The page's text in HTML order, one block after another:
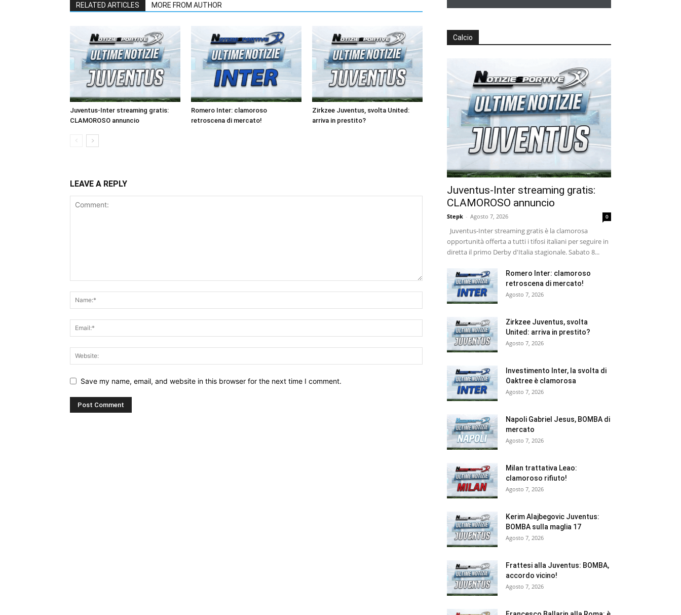
RELATED ARTICLES MORE FROM AUTHOR
Juventus-Inter streaming gratis:
CLAMOROSO annuncio
Romero Inter: clamoroso
retroscena di mercato!
Zirkzee Juventus, svolta United:
arriva in prestito?
LEAVE A REPLY
Save my name, email, and website in this browser for the next time I comment.
Calcio
Juventus-Inter streaming gratis:
CLAMOROSO annuncio
Stepk - Agosto 7, 2026 0
Juventus-Inter streaming gratis è la clamorosa
opportunità offerta a tutti i tifosi italiani per seguire in
diretta il primo Derby d'Italia stagionale. Sabato 8...
Romero Inter: clamoroso
retroscena di mercato!
Agosto 7, 2026
Zirkzee Juventus, svolta
United: arriva in prestito?
Agosto 7, 2026
Investimento Inter, la svolta di
Oaktree è clamorosa
Agosto 7, 2026
Napoli Gabriel Jesus, BOMBA di
mercato
Agosto 7, 2026
Milan trattativa Leao:
clamoroso rifiuto!
Agosto 7, 2026
Kerim Alajbegovic Juventus:
BOMBA sulla maglia 17
Agosto 7, 2026
Frattesi alla Juventus: BOMBA,
accordo vicino!
Agosto 7, 2026